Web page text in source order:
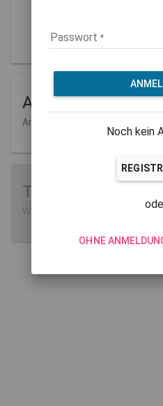
Rolle: guest
Aufgaben
Anlegen und Verwalten
Tutorials
Wie man MathCityMap
Passwort
Noch kein
OHNE